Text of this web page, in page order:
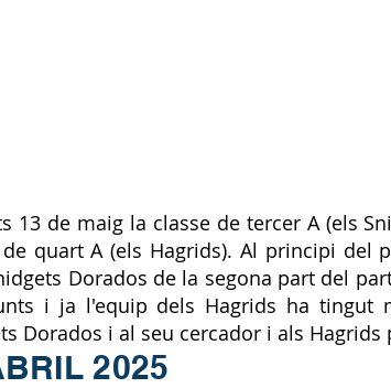
13 de maig la classe de tercer A (els
de quart A (els Hagrids). Al principi del
Dorados de la segona part del
i ja l'equip dels Hagrids ha tingut
Dorados i al seu cercador i als
2025